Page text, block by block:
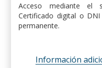
Acceso mediante el
Certificado digital o
permanente.
Información